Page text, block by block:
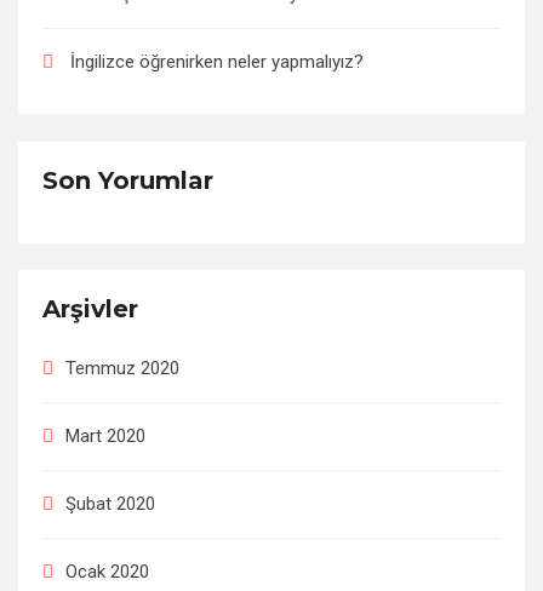
İngilizce öğrenirken neler yapmalıyız?
Son Yorumlar
Arşivler
Temmuz 2020
Mart 2020
Şubat 2020
Ocak 2020